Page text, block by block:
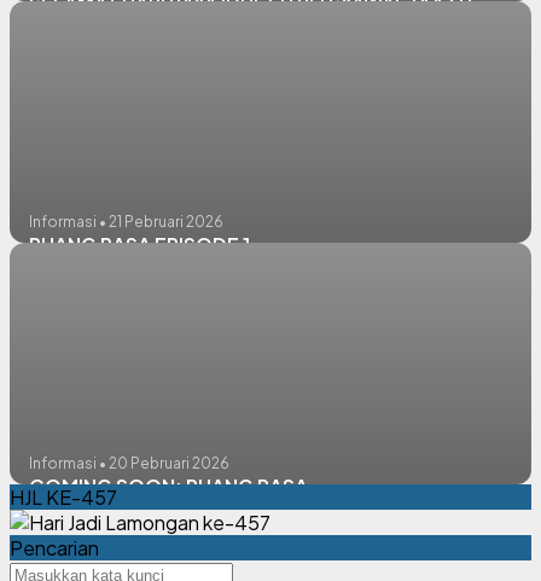
Informasi • 21 Pebruari 2026
RUANG RASA EPISODE 1
Informasi • 20 Pebruari 2026
COMING SOON: RUANG RASA
HJL KE-457
Pencarian